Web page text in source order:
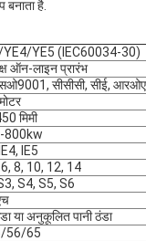
बनाता है.
YE5 (IEC60034-30)
ऑन-लाइन प्रारंभ
सीसीसी, सीई,
मिमी
800kw
IE5
8, 10, 12, 14
S4, S5, S6
या अनुकूलित पानी ठंडा
56/65